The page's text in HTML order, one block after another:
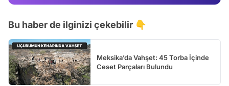
Bu haber de ilginizi çekebilir 👇
Meksika’da Vahşet: 45 Torba İçinde
Ceset Parçaları Bulundu